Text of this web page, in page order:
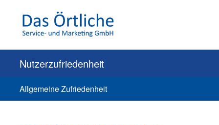
Nutzerzufriedenheit
Allgemeine Zufriedenheit